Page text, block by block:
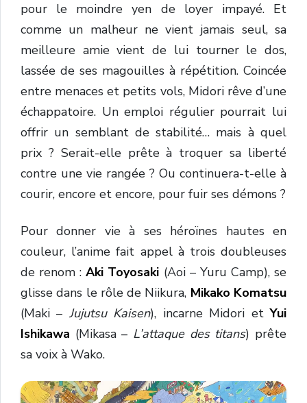
pour le moindre yen de loyer impayé. Et
comme un malheur ne vient jamais seul, sa
meilleure amie vient de lui tourner le dos,
lassée de ses magouilles à répétition. Coincée
entre menaces et petits vols, Midori rêve d’une
échappatoire. Un emploi régulier pourrait lui
offrir un semblant de stabilité… mais à quel
prix ? Serait-elle prête à troquer sa liberté
contre une vie rangée ? Ou continuera-t-elle à
courir, encore et encore, pour fuir ses démons ?
Pour donner vie à ses héroïnes hautes en
couleur, l’anime fait appel à trois doubleuses
de renom :Aki Toyosaki (Aoi – Yuru Camp), se
glisse dans le rôle de Niikura, Mikako Komatsu
(Maki – Jujutsu Kaisen), incarne Midori etYui
Ishikawa (Mikasa – L’attaque des titans) prête
sa voix à Wako.